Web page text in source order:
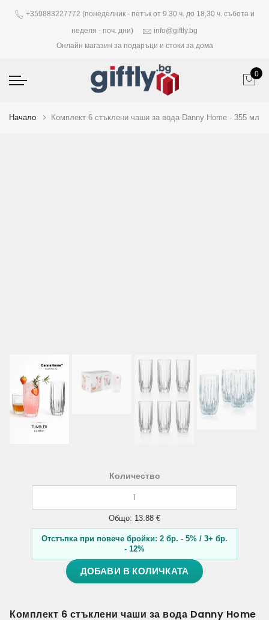
+359883227772 (понеделник - петък от 9.30 ч. до 18,30 ч. събота и
неделя - поч. дни)
info@giftly.bg
Онлайн магазин за подаръци и стоки за дома
0
Начало Комплект 6 стъклени чаши за вода Danny Home - 355 мл
Количество
Общо: 13.88 €
Отстъпка при повече бройки: 2 бр. - 5% / 3+ бр.
- 12%
ДОБАВИ В КОЛИЧКАТА
Комплект 6 стъклени чаши за вода Danny Home